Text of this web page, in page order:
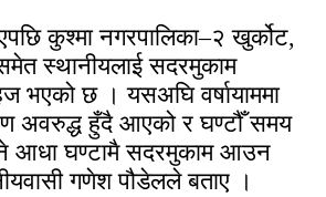
कुश्मा नगरपालिका–२ खुर्कोट,
स्थानीयलाई सदरमुकाम
भएको छ । यसअघि वर्षायाममा
अवरुद्ध हुँदै आएको र घण्टौँ समय
आधा घण्टामै सदरमुकाम आउन
गणेश पौडेलले बताए ।